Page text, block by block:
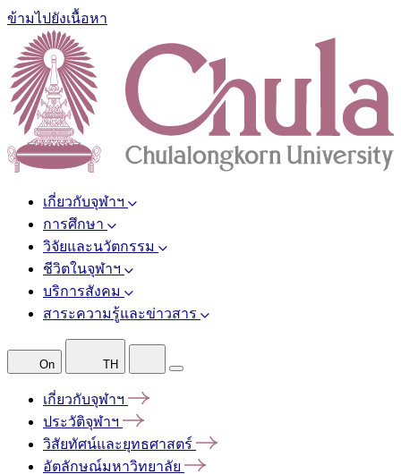
ข้ามไปยังเนื้อหา
เกี่ยวกับจุฬาฯ
การศึกษา
วิจัยและนวัตกรรม
ชีวิตในจุฬาฯ
บริการสังคม
สาระความรู้และข่าวสาร
On TH
เกี่ยวกับจุฬาฯ
ประวัติจุฬาฯ
วิสัยทัศน์และยุทธศาสตร์
อัตลักษณ์มหาวิทยาลัย